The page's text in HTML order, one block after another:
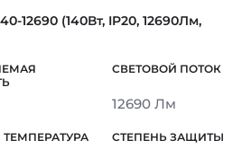
12690 (140Вт, IP20, 12690Лм,
12690 Лм